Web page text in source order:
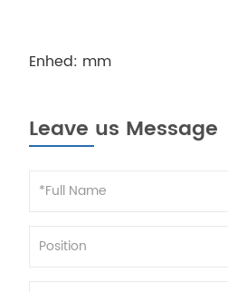
Enhed: mm
Leave us Message